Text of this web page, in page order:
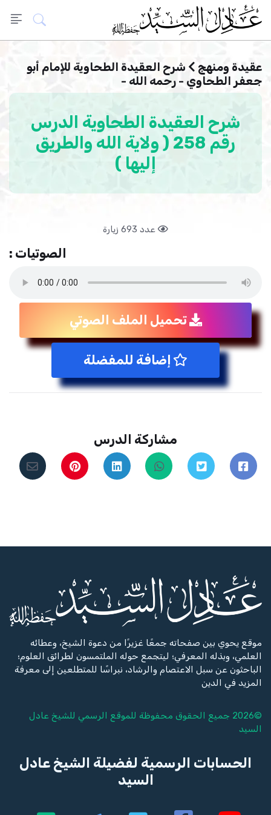
عقيدة ومنهج
شرح العقيدة الطحاوية للإمام أبو
جعفر الطحاوي - رحمه الله -
شرح العقيدة الطحاوية الدرس
رقم 258 ( ولاية الله والطريق
إليها )
عدد 693 زيارة
الصوتيات :
تحميل الملف الصوتي
إضافة للمفضلة
مشاركة الدرس
موقع يحوي بين صفحاته جمعًا غزيرًا من دعوة الشيخ، وعطائه
العلمي، وبذله المعرفي؛ ليتجمع حوله الملتمسون لطرائق العلوم؛
الباحثون عن سبل الاعتصام والرشاد، نبراسًا للمتطلعين إلى معرفة
المزيد في الدين
©2026 جميع الحقوق محفوظة للموقع الرسمي للشيخ
عادل
السيد
الحسابات الرسمية لفضيلة الشيخ عادل
السيد